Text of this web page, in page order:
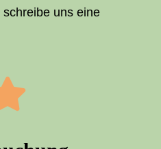
schrei­be uns eine